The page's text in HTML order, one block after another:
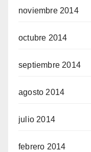
noviembre 2014
octubre 2014
septiembre 2014
agosto 2014
julio 2014
febrero 2014